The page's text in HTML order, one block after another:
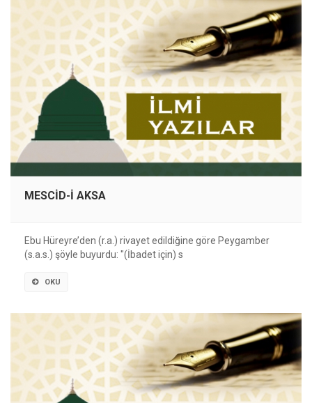
MESCİD-İ AKSA
Ebu Hüreyre’den (r.a.) rivayet edildiğine göre Peygamber
(s.a.s.) şöyle buyurdu: "(İbadet için) s
OKU